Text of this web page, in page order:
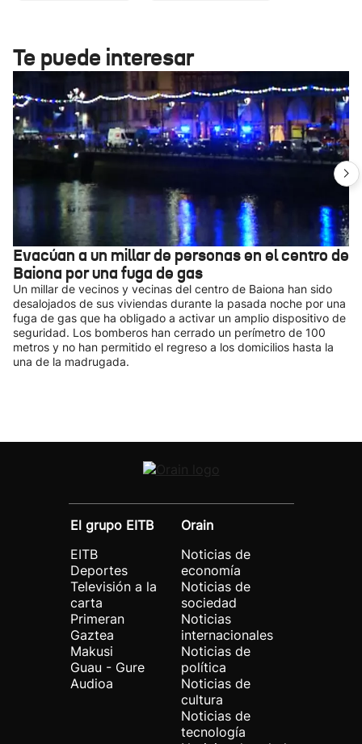
Te puede interesar
Evacúan a un millar de personas en el centro de
Baiona por una fuga de gas
Un millar de vecinos y vecinas del centro de Baiona han sido
desalojados de sus viviendas durante la pasada noche por una
fuga de gas que ha obligado a activar un amplio dispositivo de
seguridad. Los bomberos han cerrado un perímetro de 100
metros y no han permitido el regreso a los domicilios hasta la
una de la madrugada.
El grupo EITB
EITB
Deportes
Televisión a la
carta
Primeran
Gaztea
Makusi
Guau - Gure
Audioa
Orain
Noticias de
economía
Noticias de
sociedad
Noticias
internacionales
Noticias de
política
Noticias de
cultura
Noticias de
tecnología